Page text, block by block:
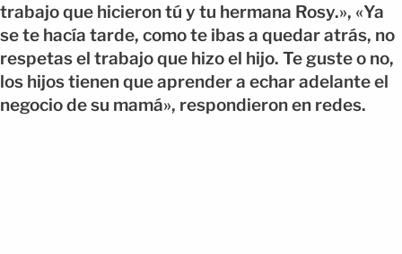
trabajo que hicieron tú y tu hermana Rosy.», «Ya
se te hacía tarde, como te ibas a quedar atrás, no
respetas el trabajo que hizo el hijo. Te guste o no,
los hijos tienen que aprender a echar adelante el
negocio de su mamá», respondieron en redes.